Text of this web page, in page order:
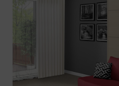
hvězdiček.